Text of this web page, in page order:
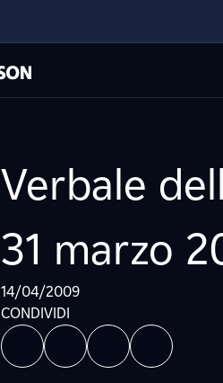
Verbale
31 marzo
14/04/2009
CONDIVIDI